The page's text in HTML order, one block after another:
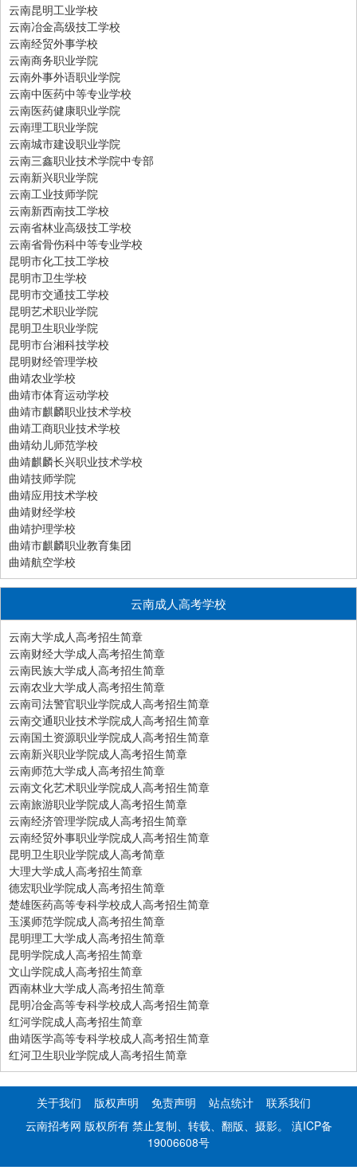
云南昆明工业学校
云南冶金高级技工学校
云南经贸外事学校
云南商务职业学院
云南外事外语职业学院
云南中医药中等专业学校
云南医药健康职业学院
云南理工职业学院
云南城市建设职业学院
云南三鑫职业技术学院中专部
云南新兴职业学院
云南工业技师学院
云南新西南技工学校
云南省林业高级技工学校
云南省骨伤科中等专业学校
昆明市化工技工学校
昆明市卫生学校
昆明市交通技工学校
昆明艺术职业学院
昆明卫生职业学院
昆明市台湘科技学校
昆明财经管理学校
曲靖农业学校
曲靖市体育运动学校
曲靖市麒麟职业技术学校
曲靖工商职业技术学校
曲靖幼儿师范学校
曲靖麒麟长兴职业技术学校
曲靖技师学院
曲靖应用技术学校
曲靖财经学校
曲靖护理学校
曲靖市麒麟职业教育集团
曲靖航空学校
云南成人高考学校
云南大学成人高考招生简章
云南财经大学成人高考招生简章
云南民族大学成人高考招生简章
云南农业大学成人高考招生简章
云南司法警官职业学院成人高考招生简章
云南交通职业技术学院成人高考招生简章
云南国土资源职业学院成人高考招生简章
云南新兴职业学院成人高考招生简章
云南师范大学成人高考招生简章
云南文化艺术职业学院成人高考招生简章
云南旅游职业学院成人高考招生简章
云南经济管理学院成人高考招生简章
云南经贸外事职业学院成人高考招生简章
昆明卫生职业学院成人高考简章
大理大学成人高考招生简章
德宏职业学院成人高考招生简章
楚雄医药高等专科学校成人高考招生简章
玉溪师范学院成人高考招生简章
昆明理工大学成人高考招生简章
昆明学院成人高考招生简章
文山学院成人高考招生简章
西南林业大学成人高考招生简章
昆明冶金高等专科学校成人高考招生简章
红河学院成人高考招生简章
曲靖医学高等专科学校成人高考招生简章
红河卫生职业学院成人高考招生简章
关于我们 版权声明 免责声明 站点统计
联系我们
云南招考网 版权所有 禁止复制、转载、翻版、摄影。 滇ICP备
19006608号